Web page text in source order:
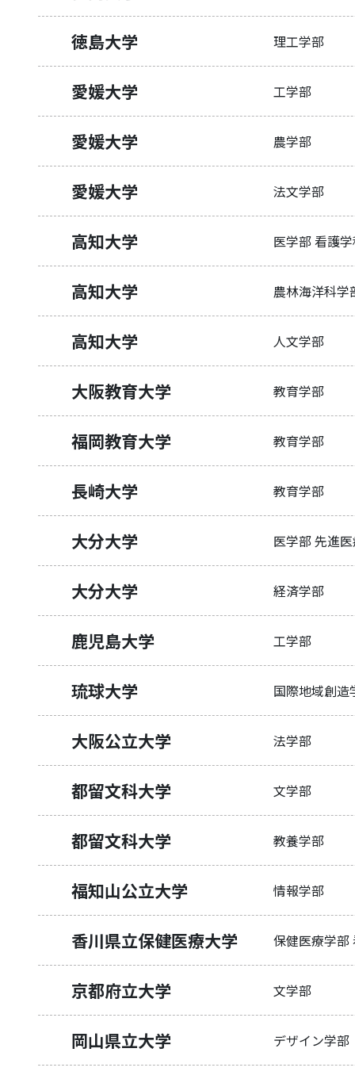
徳島大学 理工学部
愛媛大学 工学部
愛媛大学 農学部
愛媛大学 法文学部
高知大学 医学部 看護
高知大学 農林海洋科学
高知大学 人文学部
大阪教育大学 教育学部
福岡教育大学 教育学部
長崎大学 教育学部
大分大学 医学部 先進
大分大学 経済学部
鹿児島大学 工学部
琉球大学 国際地域創造
大阪公立大学 法学部
都留文科大学 文学部
都留文科大学 教養学部
福知山公立大学 情報学部
香川県立保健医療大学 保健医療学部
京都府立大学 文学部
岡山県立大学 デザイン学部